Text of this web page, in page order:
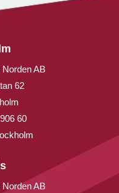
AB
62
60
AB